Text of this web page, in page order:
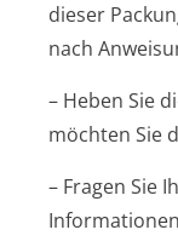
dieser
nach
– Heben Sie
möchten Sie
– Fragen Sie